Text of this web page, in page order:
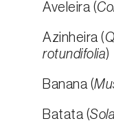
Aveleira (
Azinheira (
rotundifolia)
Banana (
Batata (